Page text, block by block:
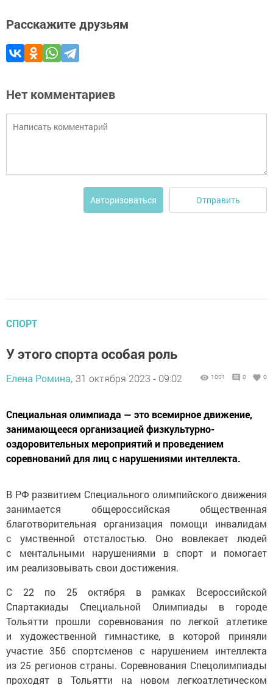
Расскажите друзьям
Нет комментариев
Авторизоваться Отправить
СПОРТ
У этого спорта особая роль
Елена Ромина, 31 октября 2023 - 09:02 1001 0 0
Специальная олимпиада — это всемирное движение,
занимающееся организацией физкультурно-
оздоровительных мероприятий и проведением
соревнований для лиц с нарушениями интеллекта.
В РФ развитием Специального олимпийского движения
занимается общероссийская общественная
благотворительная организация помощи инвалидам
с умственной отсталостью. Оно вовлекает людей
с ментальными нарушениями в спорт и помогает
им реализовывать свои достижения.
С 22 по 25 октября в рамках Всероссийской
Спартакиады Специальной Олимпиады в городе
Тольятти прошли соревнования по легкой атлетике
и художественной гимнастике, в которой приняли
участие 356 спортсменов с нарушением интеллекта
из 25 регионов страны. Соревнования Спецолимпиады
проходят в Тольятти на новом легкоатлетическом